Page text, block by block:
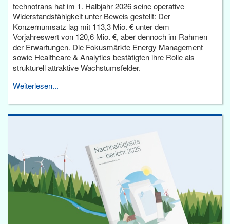
technotrans hat im 1. Halbjahr 2026 seine operative
Widerstandsfähigkeit unter Beweis gestellt: Der
Konzernumsatz lag mit 113,3 Mio. € unter dem
Vorjahreswert von 120,6 Mio. €, aber dennoch im Rahmen
der Erwartungen. Die Fokusmärkte Energy Management
sowie Healthcare & Analytics bestätigten ihre Rolle als
strukturell attraktive Wachstumsfelder.
Weiterlesen...